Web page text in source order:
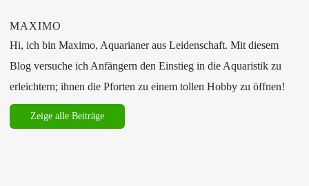
MAXIMO
Hi, ich bin Maximo, Aquarianer aus Leidenschaft. Mit diesem
Blog versuche ich Anfängern den Einstieg in die Aquaristik zu
erleichtern; ihnen die Pforten zu einem tollen Hobby zu öffnen!
Zeige alle Beiträge